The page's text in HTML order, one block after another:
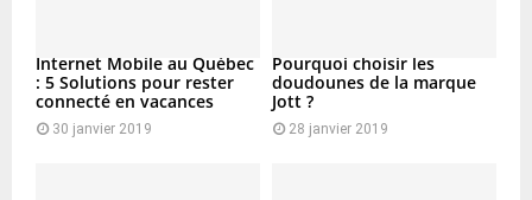
Internet Mobile au Québec
: 5 Solutions pour rester
connecté en vacances
30 janvier 2019
Pourquoi choisir les
doudounes de la marque
Jott ?
28 janvier 2019